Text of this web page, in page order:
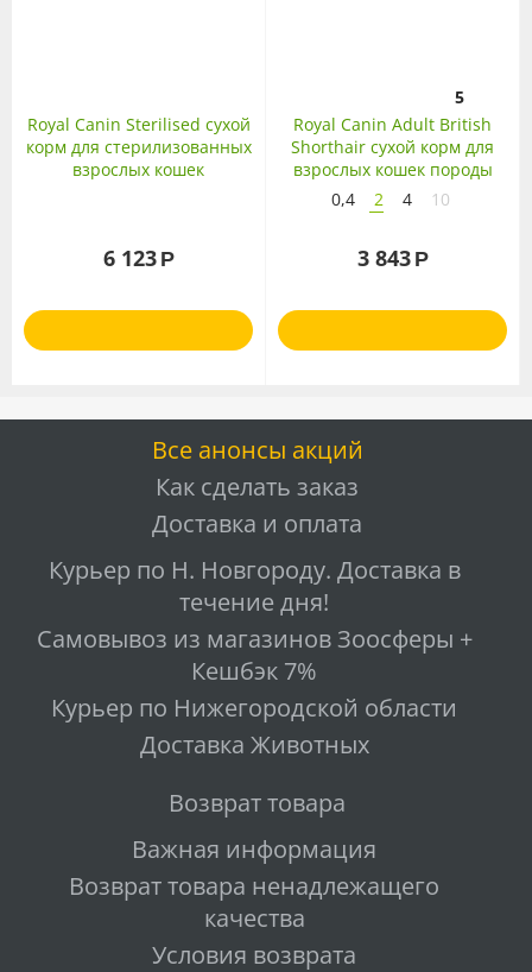
Royal Canin Sterilised сухой
корм для стерилизованных
взрослых кошек
6 123 Р
5
Royal Canin Adult British
Shorthair сухой корм для
взрослых кошек породы
Британская
короткошерстная
0,4 2 4 10
3 843 Р
Все анонсы акций
Как сделать заказ
Доставка и оплата
Курьер по Н. Новгороду. Доставка в
течение дня!
Самовывоз из магазинов Зоосферы +
Кешбэк 7%
Курьер по Нижегородской области
Доставка Животных
Возврат товара
Важная информация
Возврат товара ненадлежащего
качества
Условия возврата